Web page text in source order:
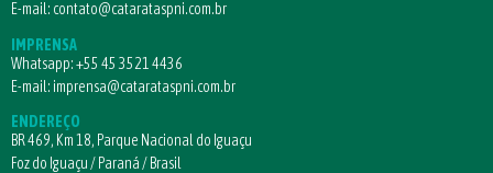
E-mail: contato@catarataspni.com.br
IMPRENSA
Whatsapp:+55 45 3521 4436
E-mail: imprensa@catarataspni.com.br
ENDEREÇO
BR 469, Km 18, Parque Nacional do Iguaçu
Foz do Iguaçu / Paraná / Brasil